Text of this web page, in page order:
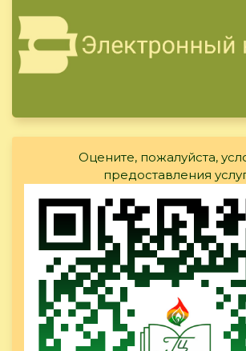
Оцените, пожалуйста,
предоставления